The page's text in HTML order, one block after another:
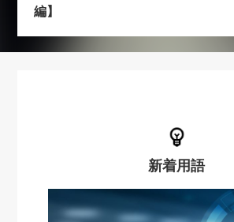
編】
新着用語